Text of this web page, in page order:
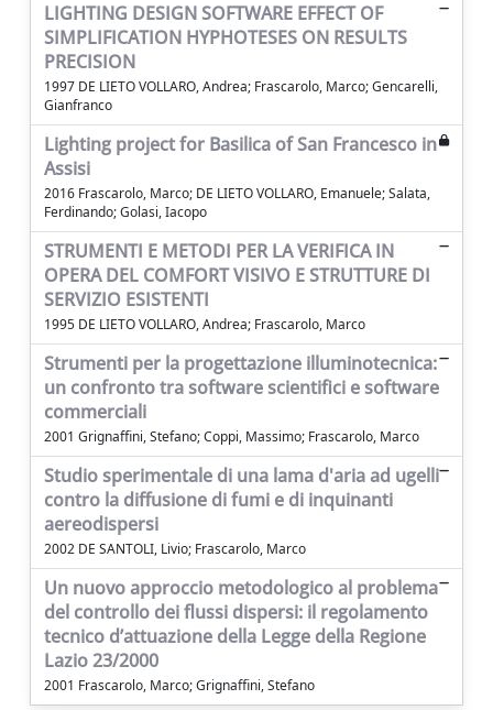
LIGHTING DESIGN SOFTWARE EFFECT OF
SIMPLIFICATION HYPHOTESES ON RESULTS
PRECISION
1997 DE LIETO VOLLARO, Andrea; Frascarolo, Marco; Gencarelli,
Gianfranco
Lighting project for Basilica of San Francesco in
Assisi
2016 Frascarolo, Marco; DE LIETO VOLLARO, Emanuele; Salata,
Ferdinando; Golasi, Iacopo
STRUMENTI E METODI PER LA VERIFICA IN
OPERA DEL COMFORT VISIVO E STRUTTURE DI
SERVIZIO ESISTENTI
1995 DE LIETO VOLLARO, Andrea; Frascarolo, Marco
Strumenti per la progettazione illuminotecnica:
un confronto tra software scientifici e software
commerciali
2001 Grignaffini, Stefano; Coppi, Massimo; Frascarolo, Marco
Studio sperimentale di una lama d'aria ad ugelli
contro la diffusione di fumi e di inquinanti
aereodispersi
2002 DE SANTOLI, Livio; Frascarolo, Marco
Un nuovo approccio metodologico al problema
del controllo dei flussi dispersi: il regolamento
tecnico d’attuazione della Legge della Regione
Lazio 23/2000
2001 Frascarolo, Marco; Grignaffini, Stefano